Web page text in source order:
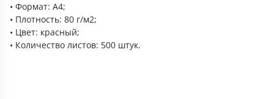
• Формат: А4;
• Плотность: 80 г/м2;
• Цвет: красный;
• Количество листов: 500 штук.